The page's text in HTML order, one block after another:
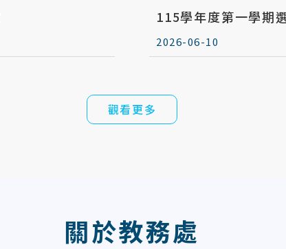
115學年度第一學期
2026-06-10
觀看更多
關於教務處